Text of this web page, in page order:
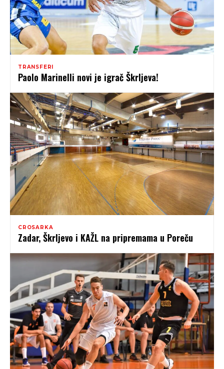
TRANSFERI
Paolo Marinelli novi je igrač Škrljeva!
CROSARKA
Zadar, Škrljevo i KAŽL na pripremama u Poreču